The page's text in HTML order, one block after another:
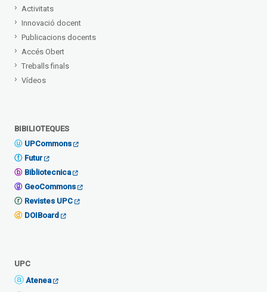
Activitats
Innovació docent
Publicacions docents
Accés Obert
Treballs finals
Vídeos
BIBILIOTEQUES
UPCommons
Futur
Bibliotecnica
GeoCommons
Revistes UPC
DOIBoard
UPC
Atenea